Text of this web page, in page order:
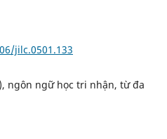
jilc.0501.133
ngôn ngữ học tri nhận, từ đa